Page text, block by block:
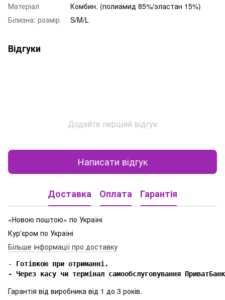
Матеріал
Комбин. (полиамид 85%/эластан 15%)
Білизна: розмір
S/M/L
Відгуки
Додайте перший відгук
Написати відгук
Доставка Оплата Гарантія
«Новою поштою» по Україні
Кур'єром по Україні
Більше інформації про доставку
-
Готівкою при отриманні.
- Через касу чи термінал самообслуговування ПриватБанк
Гарантія від виробника від 1 до 3 років.